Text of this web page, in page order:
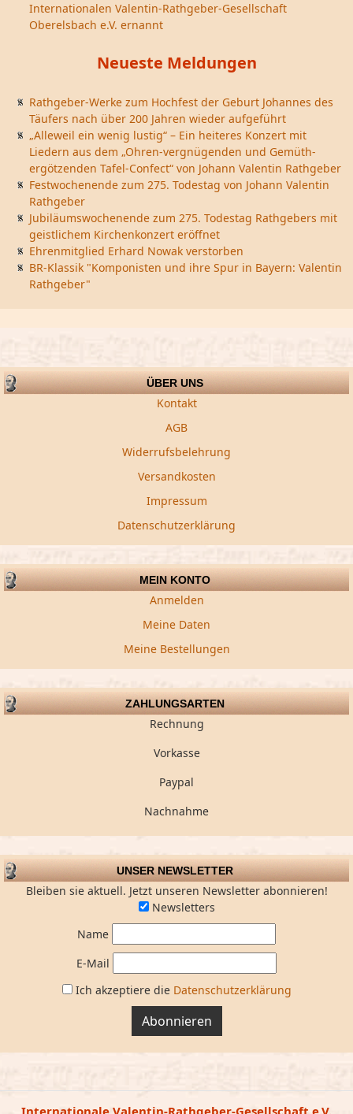
Internationalen Valentin-Rathgeber-Gesellschaft
Oberelsbach e.V. ernannt
Neueste Meldungen
Rathgeber-Werke zum Hochfest der Geburt Johannes des
Täufers nach über 200 Jahren wieder aufgeführt
„Alleweil ein wenig lustig“ – Ein heiteres Konzert mit
Liedern aus dem „Ohren-vergnügenden und Gemüth-
ergötzenden Tafel-Confect“ von Johann Valentin Rathgeber
Festwochenende zum 275. Todestag von Johann Valentin
Rathgeber
Jubiläumswochenende zum 275. Todestag Rathgebers mit
geistlichem Kirchenkonzert eröffnet
Ehrenmitglied Erhard Nowak verstorben
BR-Klassik "Komponisten und ihre Spur in Bayern: Valentin
Rathgeber"
ÜBER UNS
Kontakt
AGB
Widerrufsbelehrung
Versandkosten
Impressum
Datenschutzerklärung
MEIN KONTO
Anmelden
Meine Daten
Meine Bestellungen
ZAHLUNGSARTEN
Rechnung
Vorkasse
Paypal
Nachnahme
UNSER NEWSLETTER
Bleiben sie aktuell. Jetzt unseren Newsletter abonnieren!
Newsletters
Name
E-Mail
Ich akzeptiere die Datenschutzerklärung
Abonnieren
Internationale Valentin-Rathgeber-Gesellschaft e.V.